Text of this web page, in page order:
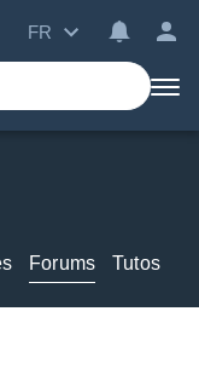
FR
Forums Tutos